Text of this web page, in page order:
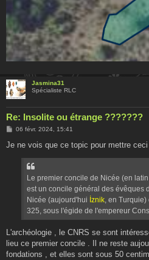
Jasmina31
Spécialiste RLC
Re: Insolite ou étrange ???????
M
s
06 févr. 2024, 15:41
Je ne vois que ce topic pour mettre ceci
Le premier concile de Nicée (en
est un concile général des évêques
Nicée (aujourd'hui İznik, en
325, sous l'égide de l'empereur
L'archéologie , le CNRS se sont
lieu ce premier concile . Il ne reste
fondations , et elles sont sous 50